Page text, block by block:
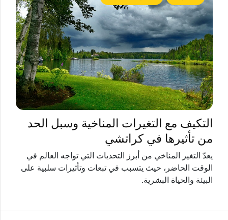
التكيف مع التغيرات المناخية وسبل الحد
من تأثيرها في كراتشي
يعدّ التغير المناخي من أبرز التحديات التي تواجه العالم في
الوقت الحاضر، حيث يتسبب في تبعات وتأثيرات سلبية على
البيئة والحياة البشرية.